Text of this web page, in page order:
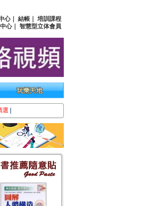
心｜ 結帳
培訓課程
心｜ 智慧型立体會員
選